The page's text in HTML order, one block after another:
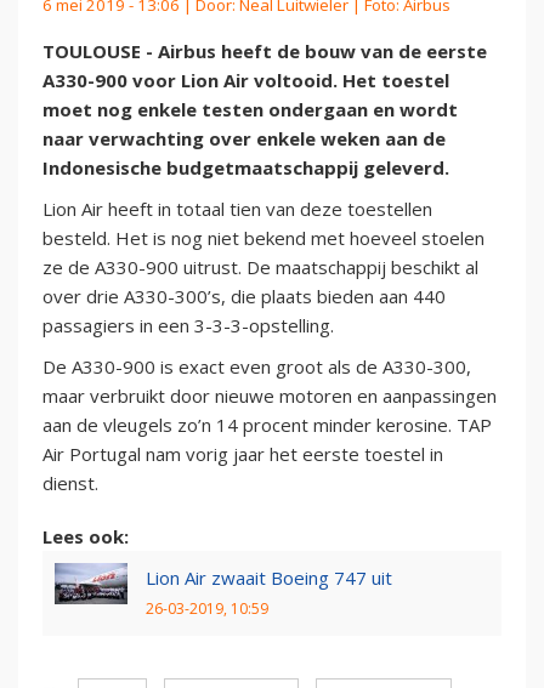
TOULOUSE - Airbus heeft de bouw van de eerste
A330-900 voor Lion Air voltooid. Het toestel
moet nog enkele testen ondergaan en wordt
naar verwachting over enkele weken aan de
Indonesische budgetmaatschappij geleverd.
Lion Air heeft in totaal tien van deze toestellen
besteld. Het is nog niet bekend met hoeveel stoelen
ze de A330-900 uitrust. De maatschappij beschikt al
over drie A330-300’s, die plaats bieden aan 440
passagiers in een 3-3-3-opstelling.
De A330-900 is exact even groot als de A330-300,
maar verbruikt door nieuwe motoren en aanpassingen
aan de vleugels zo’n 14 procent minder kerosine. TAP
Air Portugal nam vorig jaar het eerste toestel in
dienst.
Lees ook:
Lion Air zwaait Boeing 747 uit
26-03-2019, 10:59